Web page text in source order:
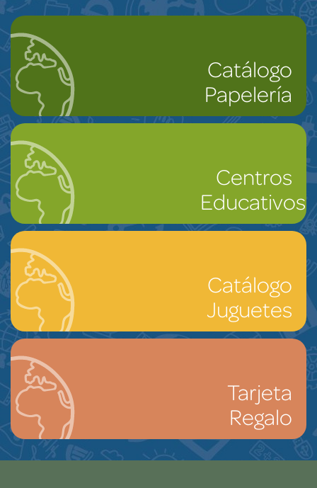
Catálogo
Papelería
Centros
Educativos
Catálogo
Juguetes
Tarjeta
Regalo